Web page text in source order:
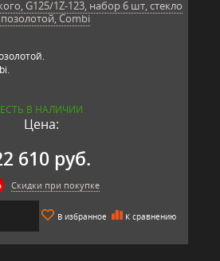
G125/1Z-123, набор 6 шт, стекло
Combi
ЕСТЬ В НАЛИЧИИ
Цена:
610 руб.
Скидки при покупке
В избранное К сравнению